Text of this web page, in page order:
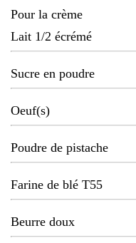
Pour la crème
Lait 1/2 écrémé
Sucre en poudre
Oeuf(s)
Poudre de pistache
Farine de blé T55
Beurre doux